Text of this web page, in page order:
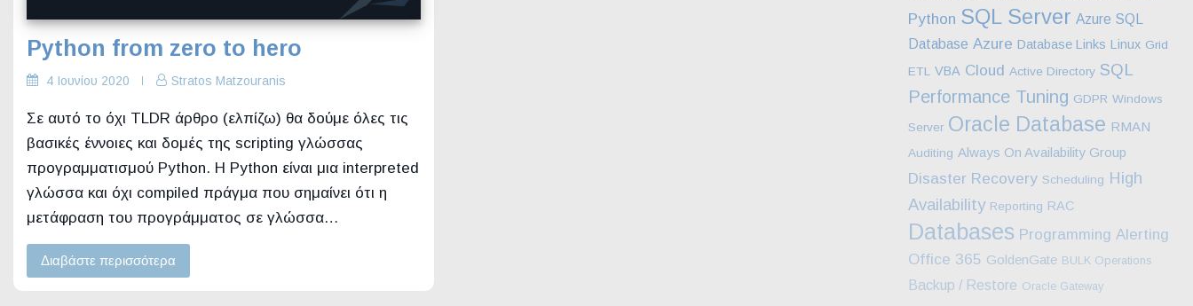
Python from zero to hero
4 Ιουνίου 2020 Stratos Matzouranis
Σε αυτό το όχι TLDR άρθρο (ελπίζω) θα δούμε όλες τις
βασικές έννοιες και δομές της scripting γλώσσας
προγραμματισμού Python. H Python είναι μια interpreted
γλώσσα και όχι compiled πράγμα που σημαίνει ότι η
μετάφραση του προγράμματος σε γλώσσα…
Διαβάστε περισσότερα
Python SQL Server Azure SQL
Database Azure Database Links Linux Grid
ETL VBA Cloud Active Directory SQL
Performance Tuning GDPR Windows
Server Oracle Database RMAN
Auditing Always On Availability Group
Disaster Recovery Scheduling High
Availability Reporting RAC
Databases Programming Alerting
Office 365 GoldenGate BULK Operations
Backup / Restore Oracle Gateway